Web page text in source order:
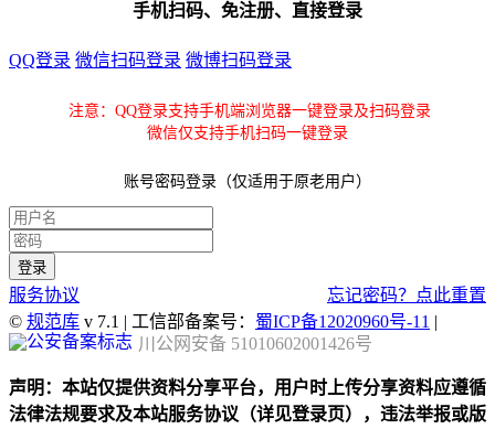
手机扫码、免注册、直接登录
QQ登录 微信扫码登录 微博扫码登录
注意：QQ登录支持手机端浏览器一键登录及扫码登录
微信仅支持手机扫码一键登录
账号密码登录（仅适用于原老用户）
服务协议
忘记密码？点此重置
© 规范库 v 7.1 | 工信部备案号： 蜀ICP备12020960号-11 |
川公网安备 51010602001426号
声明：本站仅提供资料分享平台，用户时上传分享资料应遵循
法律法规要求及本站服务协议（详见登录页），违法举报或版